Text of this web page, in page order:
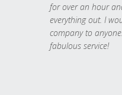
for over an hour
everything out. I
company to
fabulous service!